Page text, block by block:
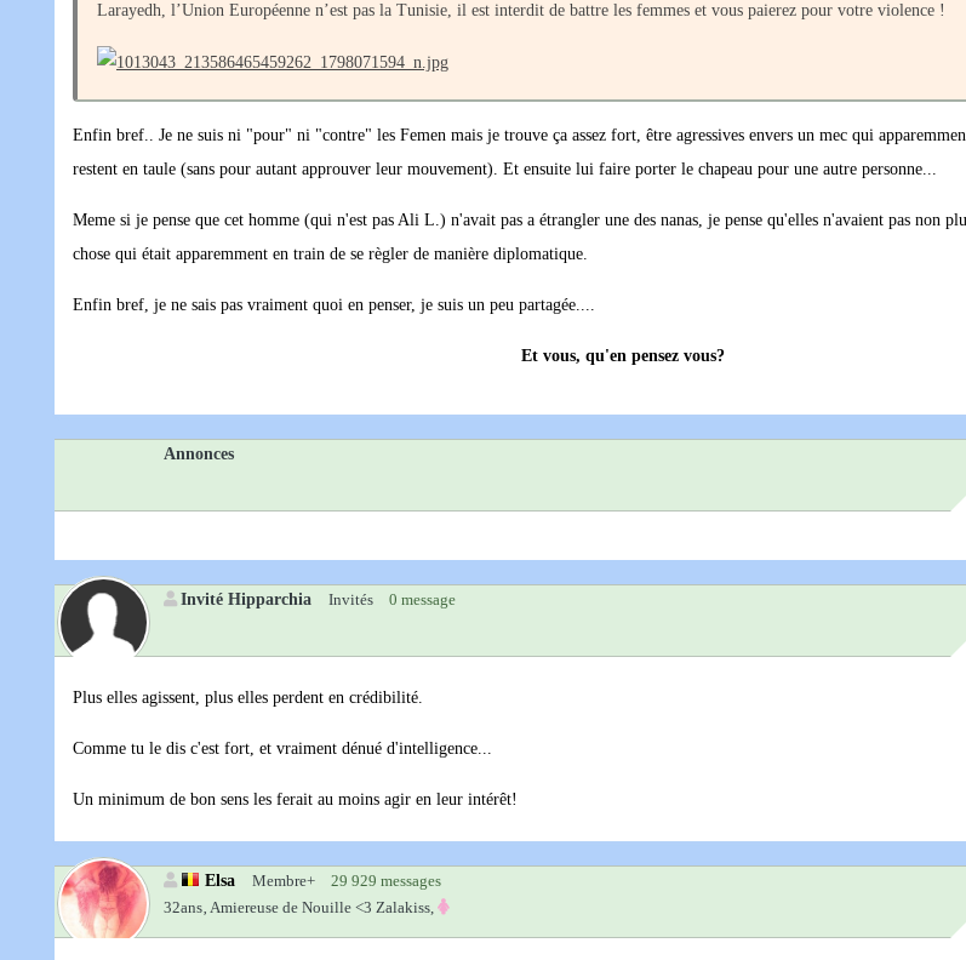
Larayedh, l’Union Européenne n’est pas la Tunisie, il est interdit de battre les femmes et vous paierez pour votre violence !
Enfin bref.. Je ne suis ni "pour" ni "contre" les Femen mais je trouve ça assez fort, être agressives envers un mec qui
restent en taule (sans pour autant approuver leur mouvement). Et ensuite lui faire porter le chapeau pour une autre personne...
Meme si je pense que cet homme (qui n'est pas Ali L.) n'avait pas a étrangler une des nanas, je pense qu'elles n'avaient pas non
chose qui était apparemment en train de se règler de manière diplomatique.
Enfin bref, je ne sais pas vraiment quoi en penser, je suis un peu partagée....
Et vous, qu'en pensez vous?
Annonces
Invité Hipparchia Invités 0 message
Plus elles agissent, plus elles perdent en crédibilité.
Comme tu le dis c'est fort, et vraiment dénué d'intelligence...
Un minimum de bon sens les ferait au moins agir en leur intérêt!
Elsa Membre+ 29 929 messages
32ans‚ Amiereuse de Nouille <3 Zalakiss,